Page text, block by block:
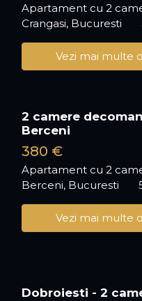
Apartament cu 2
Crangasi, Bucuresti
Vezi mai multe
2 camere
Berceni
380 €
Apartament cu 2
Berceni, Bucuresti
Vezi mai multe
Dobroiesti - 2